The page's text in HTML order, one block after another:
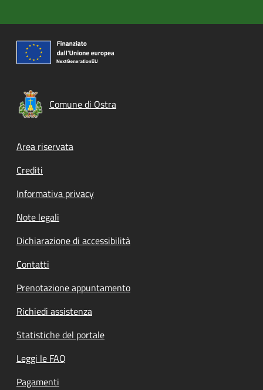
Comune di Ostra
Footer menu
Area riservata
Crediti
Informativa privacy
Note legali
Dichiarazione di accessibilità
Contatti
Prenotazione appuntamento
Richiedi assistenza
Statistiche del portale
Leggi le FAQ
Pagamenti